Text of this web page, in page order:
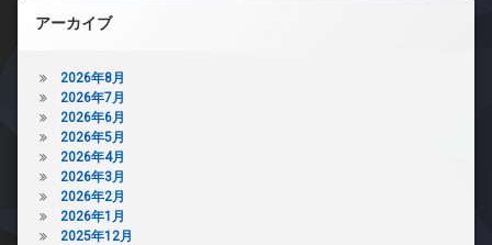
アーカイブ
2026年8月
2026年7月
2026年6月
2026年5月
2026年4月
2026年3月
2026年2月
2026年1月
2025年12月